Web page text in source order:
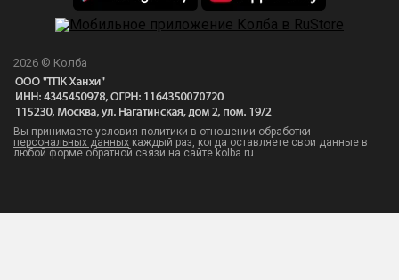
2026 © Колба
Вы принимаете условия политики в отношении обработки
персональных данных каждый раз, когда оставляете свои данные в
любой форме обратной связи на сайте kolba.ru.